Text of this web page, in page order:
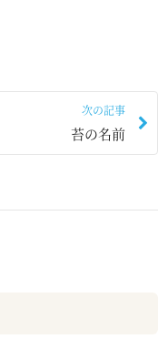
次の記事
苔の名前